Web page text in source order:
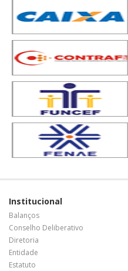
Institucional
Balanços
Conselho Deliberativo
Diretoria
Entidade
Estatuto